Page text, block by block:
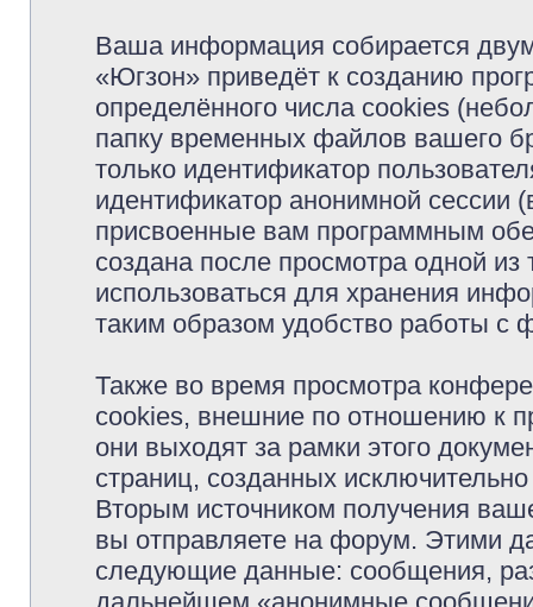
Ваша информация собирается
«Югзон» приведёт к созданию
определённого числа cookies
папку временных файлов вашего
только идентификатор
идентификатор анонимной сессии
присвоенные вам программным
создана после просмотра одной
использоваться для хранения
таким образом удобство работы с
Также во время просмотра
cookies, внешние по отношению к
они выходят за рамки этого
страниц, созданных
Вторым источником получения
вы отправляете на форум. Этими
следующие данные: сообщения,